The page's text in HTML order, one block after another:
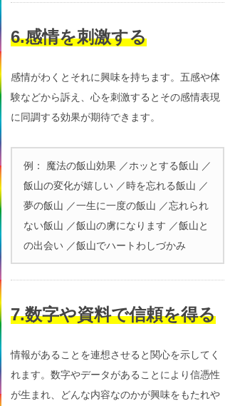
6.感情を刺激する
感情がわくとそれに興味を持ちます。五感や体
験などから訴え、心を刺激するとその感情表現
に同調する効果が期待できます。
例： 魔法の飯山効果 ／ホッとする飯山 ／
飯山の変化が嬉しい ／時を忘れる飯山 ／
夢の飯山 ／一生に一度の飯山 ／忘れられ
ない飯山 ／飯山の虜になります ／飯山と
の出会い ／飯山でハートわしづかみ
7.数字や資料で信頼を得る
情報があることを連想させると関心を示してく
れます。数字やデータがあることにより信憑性
が生まれ、どんな内容なのかが興味をもたれや